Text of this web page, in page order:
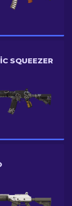
SQUEEZER